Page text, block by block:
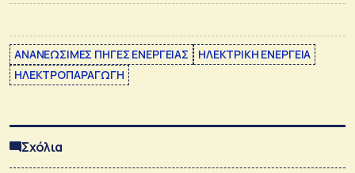
ΑΝΑΝΕΩΣΙΜΕΣ ΠΗΓΕΣ ΕΝΕΡΓΕΙΑΣ
ΗΛΕΚΤΡΙΚΗ ΕΝΕΡΓΕΙΑ
ΗΛΕΚΤΡΟΠΑΡΑΓΩΓΗ
Σχόλια